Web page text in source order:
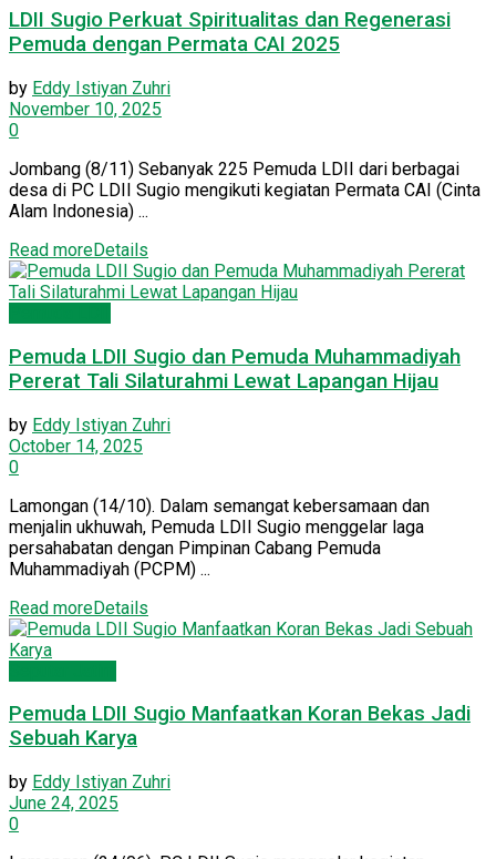
LDII Sugio Perkuat Spiritualitas dan Regenerasi
Pemuda dengan Permata CAI 2025
by Eddy Istiyan Zuhri
November 10, 2025
0
Jombang (8/11) Sebanyak 225 Pemuda LDII dari berbagai
desa di PC LDII Sugio mengikuti kegiatan Permata CAI (Cinta
Alam Indonesia) ...
Read moreDetails
Pemuda LDII Sugio dan Pemuda Muhammadiyah
Pererat Tali Silaturahmi Lewat Lapangan Hijau
by Eddy Istiyan Zuhri
October 14, 2025
0
Lamongan (14/10). Dalam semangat kebersamaan dan
menjalin ukhuwah, Pemuda LDII Sugio menggelar laga
persahabatan dengan Pimpinan Cabang Pemuda
Muhammadiyah (PCPM) ...
Read moreDetails
Pemuda LDII Sugio Manfaatkan Koran Bekas Jadi
Sebuah Karya
by Eddy Istiyan Zuhri
June 24, 2025
0